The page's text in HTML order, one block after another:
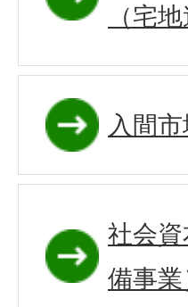
（宅
入間
社会
備事業